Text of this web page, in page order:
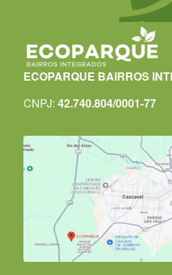
ECOPARQUE BAIRROS
CNPJ: 42.740.804/0001-77